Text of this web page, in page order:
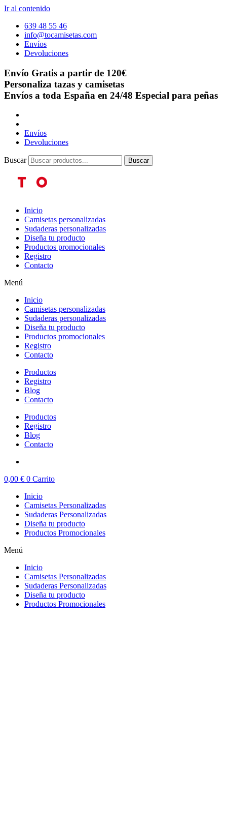
Ir al contenido
639 48 55 46
info@tocamisetas.com
Envíos
Devoluciones
Envío Gratis a partir de 120€
Personaliza tazas y camisetas
Envíos a toda España en 24/48 Especial para peñas
Envíos
Devoluciones
Buscar Buscar
Inicio
Camisetas personalizadas
Sudaderas personalizadas
Diseña tu producto
Productos promocionales
Registro
Contacto
Menú
Inicio
Camisetas personalizadas
Sudaderas personalizadas
Diseña tu producto
Productos promocionales
Registro
Contacto
Productos
Registro
Blog
Contacto
Productos
Registro
Blog
Contacto
0,00 € 0 Carrito
Inicio
Camisetas Personalizadas
Sudaderas Personalizadas
Diseña tu producto
Productos Promocionales
Menú
Inicio
Camisetas Personalizadas
Sudaderas Personalizadas
Diseña tu producto
Productos Promocionales